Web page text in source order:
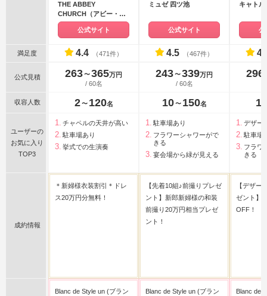
THE ABBEY
CHURCH（アビー・チ
ャーチ）
公式サイト
ミュゼ 四ツ池
公式サイト
キャト
公
満足度 4.4 （471件） 4.5 （467件）
公式見積 263〜365万円
/ 60名
243〜339万円
/ 60名
296
収容人数 2 〜 120名 10 〜 150名 10
ユーザーの
お気に入り
TOP3
チャペルの天井が高い
駐車場あり
挙式での生演奏
駐車場あり
フラワーシャワーがで
きる
宴会場から緑が見える
デザー
駐車場
フラワ
きる
成約情報
＊新婦様衣装割引＊ドレ
ス20万円分無料！
【先着10組♪前撮りプレゼ
ント】新郎新婦様の和装
前撮り20万円相当プレゼ
ント！
【デザー
ゼント】
OFF！
Blanc de Style un (ブラン
Blanc de Style un (ブラン
Blanc de